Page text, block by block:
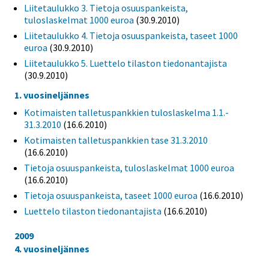
Liitetaulukko 3. Tietoja osuuspankeista,
tuloslaskelmat 1000 euroa (30.9.2010)
Liitetaulukko 4. Tietoja osuuspankeista, taseet 1000
euroa (30.9.2010)
Liitetaulukko 5. Luettelo tilaston tiedonantajista
(30.9.2010)
1. vuosineljännes
Kotimaisten talletuspankkien tuloslaskelma 1.1.-
31.3.2010 (16.6.2010)
Kotimaisten talletuspankkien tase 31.3.2010
(16.6.2010)
Tietoja osuuspankeista, tuloslaskelmat 1000 euroa
(16.6.2010)
Tietoja osuuspankeista, taseet 1000 euroa (16.6.2010)
Luettelo tilaston tiedonantajista (16.6.2010)
2009
4. vuosineljännes